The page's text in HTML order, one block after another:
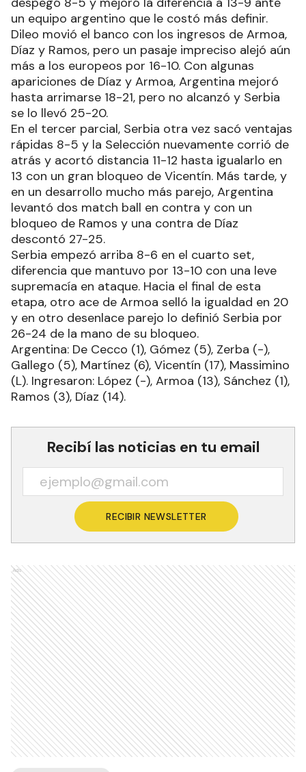
un equipo argentino que le costó más definir.
Dileo movió el banco con los ingresos de Armoa,
Díaz y Ramos, pero un pasaje impreciso alejó aún
más a los europeos por 16-10. Con algunas
apariciones de Díaz y Armoa, Argentina mejoró
hasta arrimarse 18-21, pero no alcanzó y Serbia
se lo llevó 25-20.
En el tercer parcial, Serbia otra vez sacó ventajas
rápidas 8-5 y la Selección nuevamente corrió de
atrás y acortó distancia 11-12 hasta igualarlo en
13 con un gran bloqueo de Vicentín. Más tarde, y
en un desarrollo mucho más parejo, Argentina
levantó dos match ball en contra y con un
bloqueo de Ramos y una contra de Díaz
descontó 27-25.
Serbia empezó arriba 8-6 en el cuarto set,
diferencia que mantuvo por 13-10 con una leve
supremacía en ataque. Hacia el final de esta
etapa, otro ace de Armoa selló la igualdad en 20
y en otro desenlace parejo lo definió Serbia por
26-24 de la mano de su bloqueo.
Argentina: De Cecco (1), Gómez (5), Zerba (-),
Gallego (5), Martínez (6), Vicentín (17), Massimino
(L). Ingresaron: López (-), Armoa (13), Sánchez (1),
Ramos (3), Díaz (14).
Recibí las noticias en tu email
RECIBIR NEWSLETTER
Ads